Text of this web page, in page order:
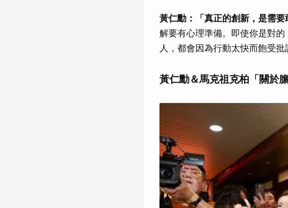
黃仁勳：「真正的創新，是需要
解要有心理準備。即使你是對
人，都會因為行動太快而飽受批
黃仁勳＆馬克祖克柏「關於膽